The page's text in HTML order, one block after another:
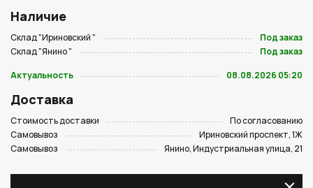
Наличие
Склад "Ириновский "
Под заказ
Склад "Янино "
Под заказ
Актуальность
08.08.2026 05:20
Доставка
Стоимость доставки
По согласованию
Самовывоз
Ириновский проспект, 1Ж
Самовывоз
Янино, Индустриальная улица, 21